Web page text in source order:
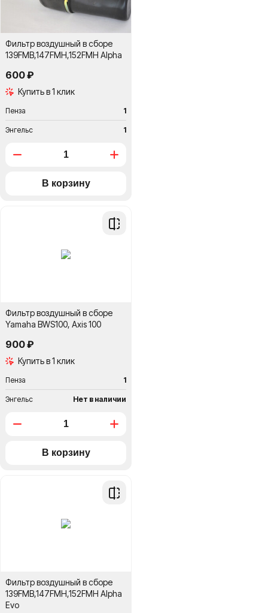
Фильтр воздушный в сборе
139FMB,147FMH,152FMH Alpha
600 ₽
Купить в 1 клик
Пенза 1
Энгельс 1
Добавить
Фильтр воздушный в сборе
Yamaha BWS100, Axis 100
900 ₽
Купить в 1 клик
Пенза 1
Энгельс Нет в наличии
Добавить
Фильтр воздушный в сборе
139FMB,147FMH,152FMH Alpha
Evo